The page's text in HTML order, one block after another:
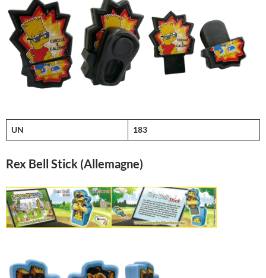
UN 183
Rex Bell Stick (Allemagne)